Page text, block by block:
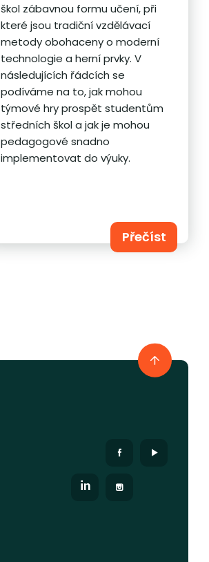
škol zábavnou formu učení, při
které jsou tradiční vzdělávací
metody obohaceny o moderní
technologie a herní prvky. V
následujících řádcích se
podíváme na to, jak mohou
týmové hry prospět studentům
středních škol a jak je mohou
pedagogové snadno
implementovat do výuky.
Přečíst